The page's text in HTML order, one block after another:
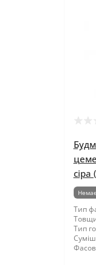
сіра
Тип
Тип